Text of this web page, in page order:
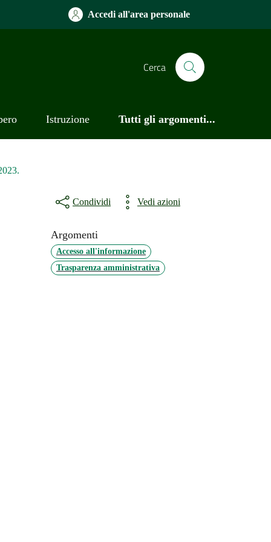
Accedi all'area personale
Cerca
Istruzione Tutti gli argomenti...
Condividi Vedi azioni
Argomenti
Accesso all'informazione
Trasparenza amministrativa